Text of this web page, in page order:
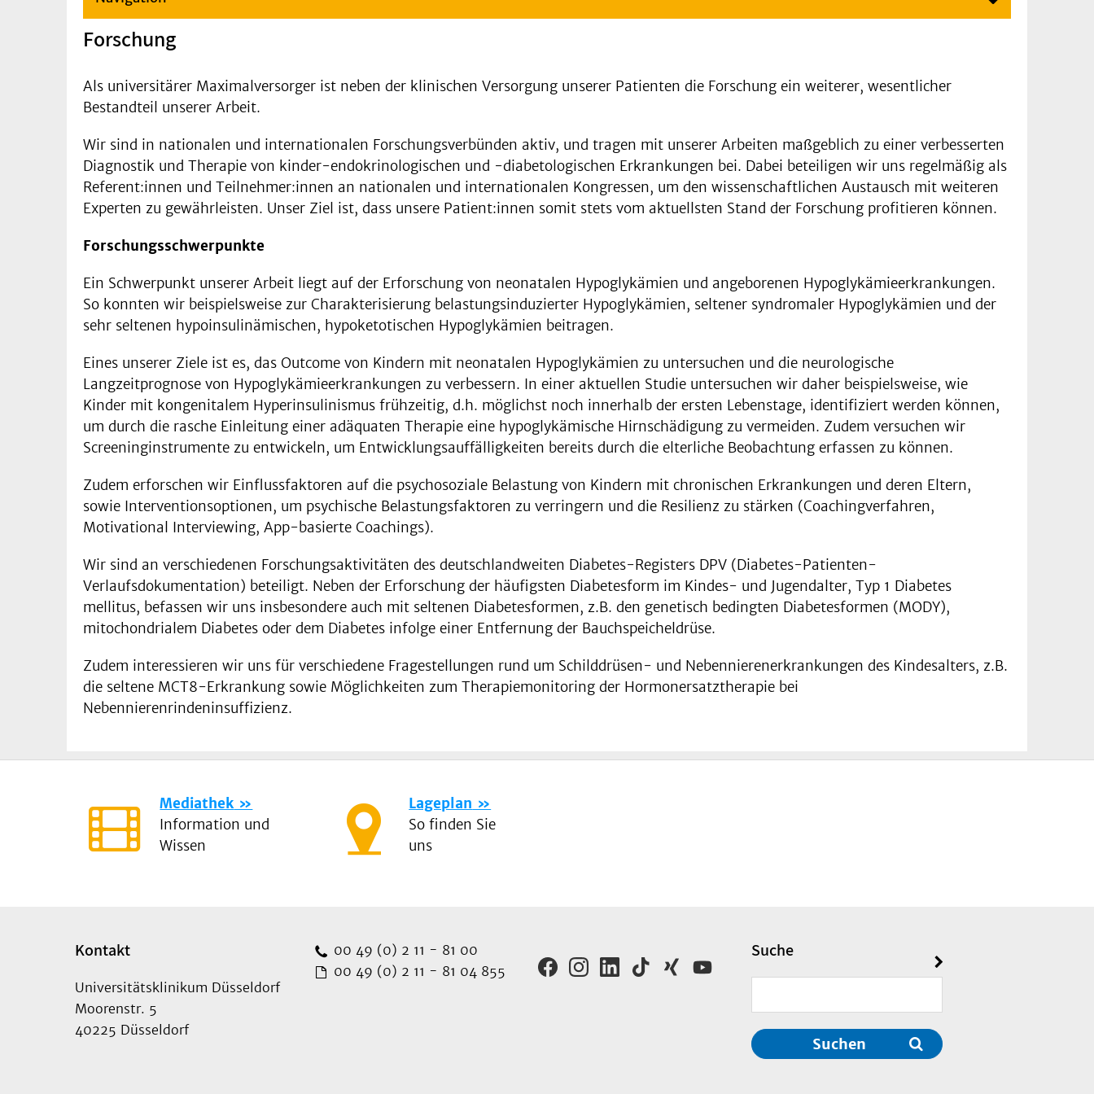
Forschung
Als universitärer Maximalversorger ist neben der klinischen Versorgung unserer Patienten die Forschung ein weiterer, wesentlicher
Bestandteil unserer Arbeit.
Wir sind in nationalen und internationalen Forschungsverbünden aktiv, und tragen mit unserer Arbeiten maßgeblich zu einer verbesserten
Diagnostik und Therapie von kinder-endokrinologischen und -diabetologischen Erkrankungen bei. Dabei beteiligen wir uns regelmäßig als
Referent:innen und Teilnehmer:innen an nationalen und internationalen Kongressen, um den wissenschaftlichen Austausch mit weiteren
Experten zu gewährleisten. Unser Ziel ist, dass unsere Patient:innen somit stets vom aktuellsten Stand der Forschung profitieren können.
Forschungsschwerpunkte
Ein Schwerpunkt unserer Arbeit liegt auf der Erforschung von neonatalen Hypoglykämien und angeborenen Hypoglykämieerkrankungen.
So konnten wir beispielsweise zur Charakterisierung belastungsinduzierter Hypoglykämien, seltener syndromaler Hypoglykämien und der
sehr seltenen hypoinsulinämischen, hypoketotischen Hypoglykämien beitragen.
Eines unserer Ziele ist es, das Outcome von Kindern mit neonatalen Hypoglykämien zu untersuchen und die neurologische
Langzeitprognose von Hypoglykämieerkrankungen zu verbessern. In einer aktuellen Studie untersuchen wir daher beispielsweise, wie
Kinder mit kongenitalem Hyperinsulinismus frühzeitig, d.h. möglichst noch innerhalb der ersten Lebenstage, identifiziert werden können,
um durch die rasche Einleitung einer adäquaten Therapie eine hypoglykämische Hirnschädigung zu vermeiden. Zudem versuchen wir
Screeninginstrumente zu entwickeln, um Entwicklungsauffälligkeiten bereits durch die elterliche Beobachtung erfassen zu können.
Zudem erforschen wir Einflussfaktoren auf die psychosoziale Belastung von Kindern mit chronischen Erkrankungen und deren Eltern,
sowie Interventionsoptionen, um psychische Belastungsfaktoren zu verringern und die Resilienz zu stärken (Coachingverfahren,
Motivational Interviewing, App-basierte Coachings).
Wir sind an verschiedenen Forschungsaktivitäten des deutschlandweiten Diabetes-Registers DPV (Diabetes-Patienten-
Verlaufsdokumentation) beteiligt. Neben der Erforschung der häufigsten Diabetesform im Kindes- und Jugendalter, Typ 1 Diabetes
mellitus, befassen wir uns insbesondere auch mit seltenen Diabetesformen, z.B. den genetisch bedingten Diabetesformen (MODY),
mitochondrialem Diabetes oder dem Diabetes infolge einer Entfernung der Bauchspeicheldrüse.
Zudem interessieren wir uns für verschiedene Fragestellungen rund um Schilddrüsen- und Nebennierenerkrankungen des Kindesalters, z.B.
die seltene MCT8-Erkrankung sowie Möglichkeiten zum Therapiemonitoring der Hormonersatztherapie bei
Nebennierenrindeninsuffizienz.
Mediathek
Information und
Wissen
Lageplan
So finden Sie
uns
Kontakt
Universitätsklinikum Düsseldorf
Moorenstr. 5
40225 Düsseldorf
00 49 (0) 2 11 - 81 00
00 49 (0) 2 11 - 81 04 855
Suche
Suchen